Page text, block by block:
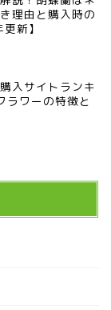
理由と購入時の
新】
入サイトランキ
ラワーの特徴と